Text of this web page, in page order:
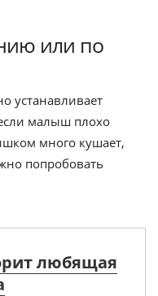
или по
устанавливает
малыш плохо
много кушает,
попробовать
любящая